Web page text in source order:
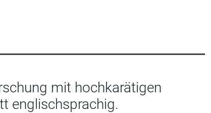
mit hochkarätigen
englischsprachig.